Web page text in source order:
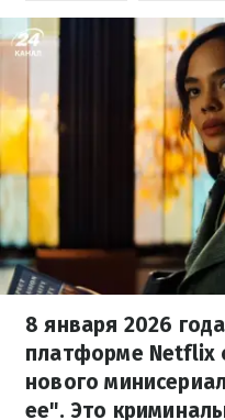
8 января 2026
платформе Netflix
нового
ее". Это